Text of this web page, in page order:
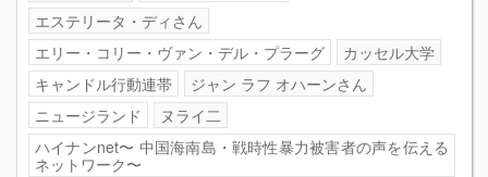
エステリータ・ディさん
エリー・コリー・ヴァン・デル・プラーグ
カッセル大学
キャンドル行動連帯
ジャン ラフ オハーンさん
ニュージランド
ヌライ二
ハイナンnet〜 中国海南島・戦時性暴力被害者の声を伝える
ネットワーク〜